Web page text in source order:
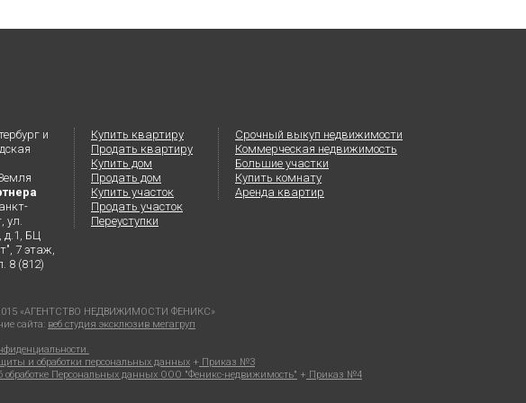
и
ул.
д.1, БЦ
7 этаж,
8 (812)
Купить квартиру
Продать квартиру
Купить дом
Продать дом
Купить участок
Продать участок
Переуступки
Срочный выкуп недвижимости
Коммерческая недвижимость
Большие участки
Купить комнату
Аренда квартир
«АГЕНТСТВО НЕДВИЖИМОСТИ ФЕНИКС»
сайта: веб студия эксклюзив мегагруп
и обработки персональных данных + Приказ №3
обработке Персональных данных ООО "Феникс-недвижимость" + Приказ №4